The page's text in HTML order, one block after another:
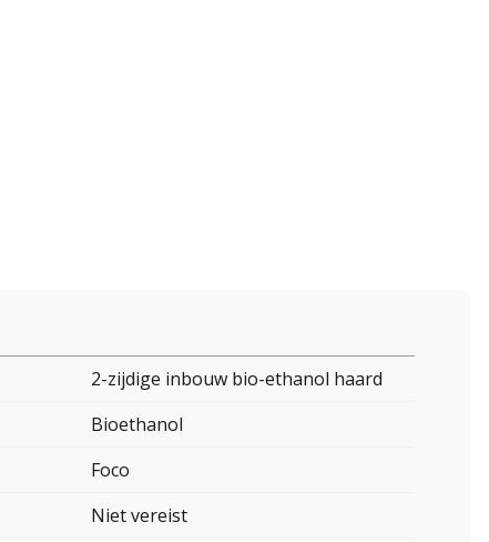
2-zijdige inbouw bio-ethanol haard
Bioethanol
Foco
Niet vereist